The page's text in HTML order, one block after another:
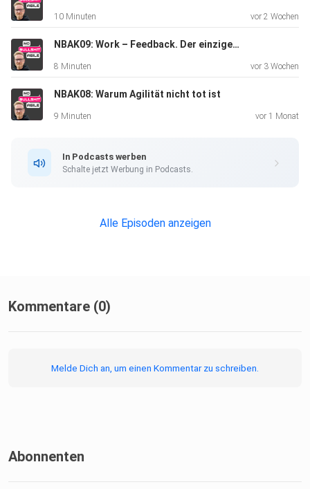
10 Minuten vor 2 Wochen
NBAK09: Work – Feedback. Der einzige Kreislauf, der zählt
8 Minuten vor 3 Wochen
NBAK08: Warum Agilität nicht tot ist
9 Minuten vor 1 Monat
In Podcasts werben
Schalte jetzt Werbung in Podcasts.
Alle Episoden anzeigen
Kommentare (0)
Melde Dich an, um einen Kommentar zu schreiben.
Abonnenten